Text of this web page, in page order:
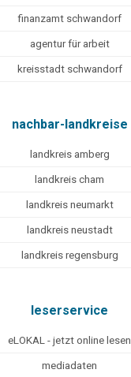
finanzamt schwandorf
agentur für arbeit
kreisstadt schwandorf
nachbar-landkreise
landkreis amberg
landkreis cham
landkreis neumarkt
landkreis neustadt
landkreis regensburg
leserservice
eLOKAL - jetzt online lesen
mediadaten